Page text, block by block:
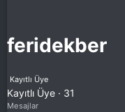
feridekber
Kayıtlı Üye
Kayıtlı Üye · 31
Mesajlar